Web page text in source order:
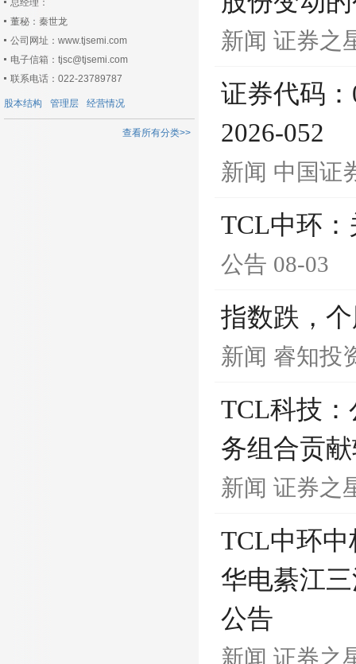
总经理：
董秘：秦世龙
公司网址：www.tjsemi.com
电子信箱：tjsc@tjsemi.com
联系电话：022-23789787
股本结构 管理层 经营情况
查看所有分类>>
新闻 证券之
证券代码
2026-052
新闻 中国证
TCL中环
公告 08-03
指数跌，
新闻 睿知投
TCL科技
务组合贡
新闻 证券之
TCL中环
华电綦江
公告
新闻 证券之